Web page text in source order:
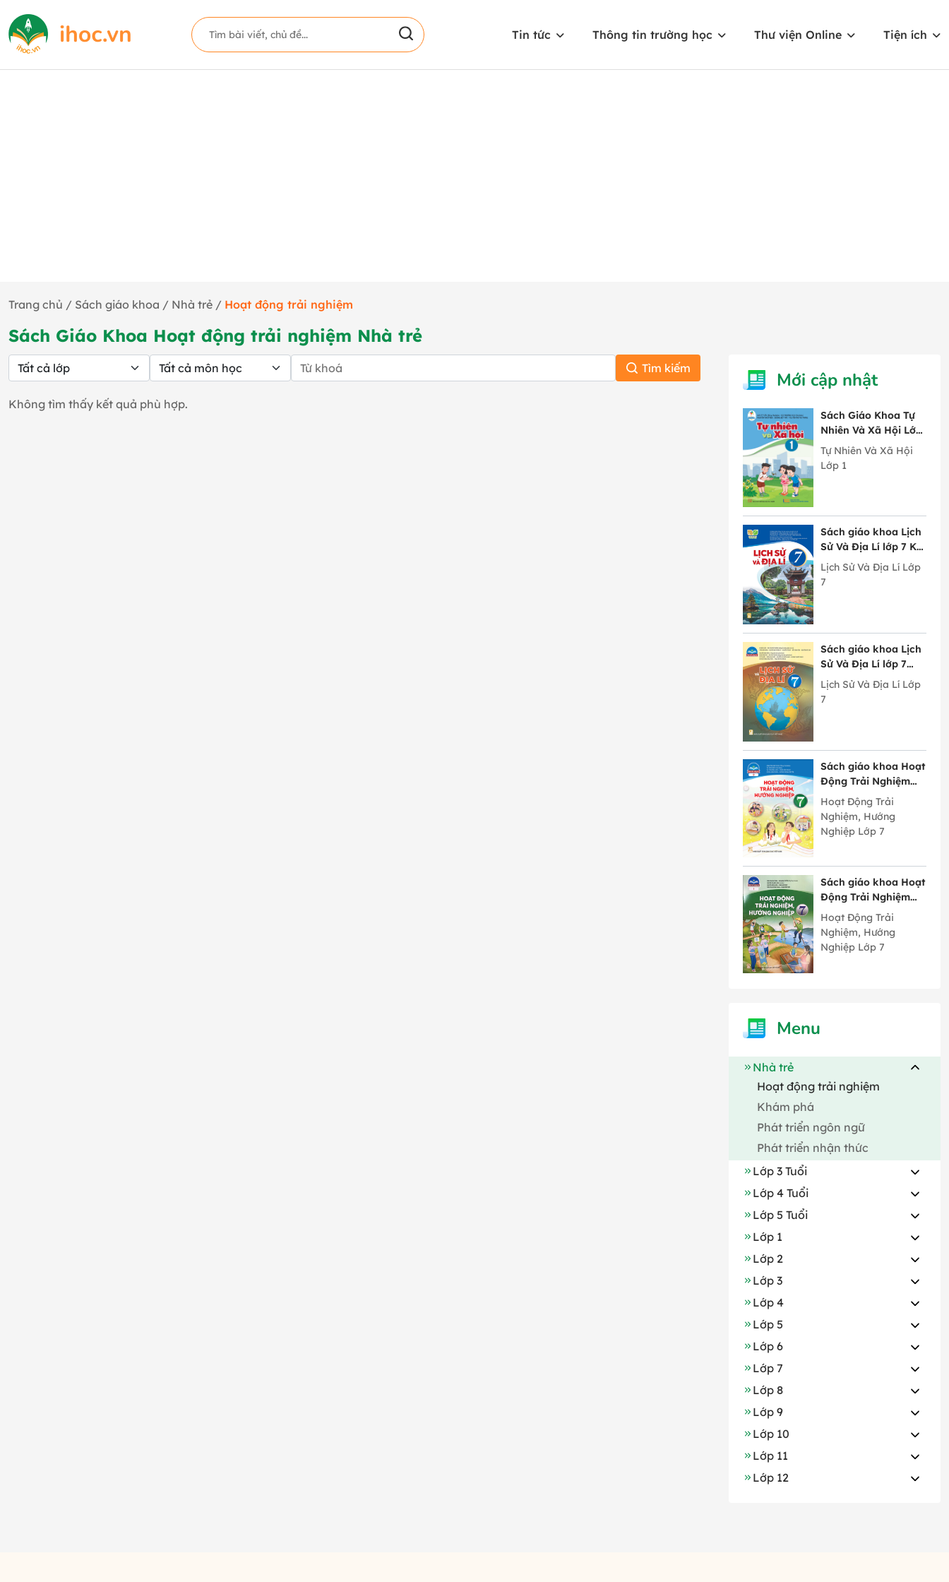
Tin tức Thông tin trường học Thư viện Online Tiện ích
Trang chủ / Sách giáo khoa / Nhà trẻ / Hoạt động trải nghiệm
Sách Giáo Khoa Hoạt động trải nghiệm Nhà trẻ
Tìm kiếm
Không tìm thấy kết quả phù hợp.
Mới cập nhật
Sách Giáo Khoa Tự
Nhiên Và Xã Hội Lớp
1 Cánh Diều
Tự Nhiên Và Xã Hội
Lớp 1
Sách giáo khoa Lịch
Sử Và Địa Lí lớp 7 Kết
Nối Tri Thức Với
Cuộc Sống
Lịch Sử Và Địa Lí Lớp
7
Sách giáo khoa Lịch
Sử Và Địa Lí lớp 7
Chân Trời Sáng Tạo
Lịch Sử Và Địa Lí Lớp
7
Sách giáo khoa Hoạt
Động Trải Nghiệm
Hướng Nghiệp lớp 7
bản 2 Chân Trời
Sáng Tạo
Hoạt Động Trải
Nghiệm, Hướng
Nghiệp Lớp 7
Sách giáo khoa Hoạt
Động Trải Nghiệm
Hướng Nghiệp lớp 7
bản 1 Chân Trời
Sáng Tạo
Hoạt Động Trải
Nghiệm, Hướng
Nghiệp Lớp 7
Menu
Nhà trẻ
Hoạt động trải nghiệm
Khám phá
Phát triển ngôn ngữ
Phát triển nhận thức
Lớp 3 Tuổi
Lớp 4 Tuổi
Lớp 5 Tuổi
Lớp 1
Lớp 2
Lớp 3
Lớp 4
Lớp 5
Lớp 6
Lớp 7
Lớp 8
Lớp 9
Lớp 10
Lớp 11
Lớp 12